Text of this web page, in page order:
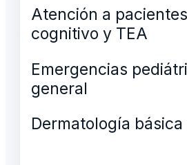
Atención a
cognitivo y TEA
Emergencias
general
Dermatología